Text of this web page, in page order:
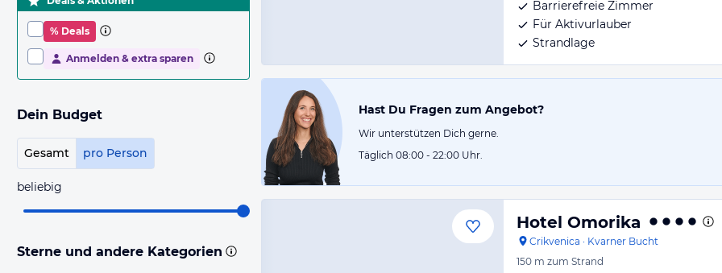
% Deals
Anmelden & extra sparen
Dein Budget
Gesamt pro Person
beliebig
Sterne und andere Kategorien
Barrierefreie Zimmer
Für Aktivurlauber
Strandlage
Hast Du Fragen zum Angebot?
Wir unterstützen Dich gerne.
Täglich 08:00 - 22:00 Uhr.
Hotel Omorika
Crikvenica · Kvarner Bucht
150 m zum Strand